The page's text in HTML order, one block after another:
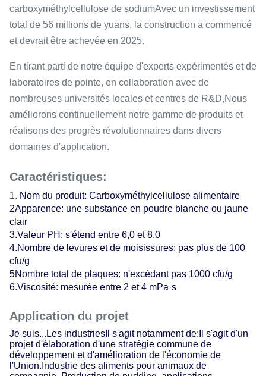
carboxyméthylcellulose de sodiumAvec un investissement
total de 56 millions de yuans, la construction a commencé
et devrait être achevée en 2025.
En tirant parti de notre équipe d'experts expérimentés et de
laboratoires de pointe, en collaboration avec de
nombreuses universités locales et centres de R&D,Nous
améliorons continuellement notre gamme de produits et
réalisons des progrès révolutionnaires dans divers
domaines d'application.
Caractéristiques:
Nom du produit: Carboxyméthylcellulose alimentaire
2Apparence: une substance en poudre blanche ou jaune
clair
3.Valeur PH: s'étend entre 6,0 et 8.0
4.Nombre de levures et de moisissures: pas plus de 100
cfu/g
5Nombre total de plaques: n'excédant pas 1000 cfu/g
6.Viscosité: mesurée entre 2 et 4 mPa·s
Application du projet
Je suis... Les industries Il s'agit notamment de: Il s'agit d'un
projet d'élaboration d'une stratégie commune de
développement et d'amélioration de l'économie de
l'Union.Industrie des aliments pour animaux de